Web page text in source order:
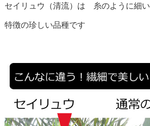
セイリュウ（清流）は 糸のように細
特徴の珍しい品種です